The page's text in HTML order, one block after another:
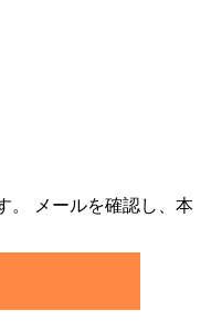
。 メールを確認し、本